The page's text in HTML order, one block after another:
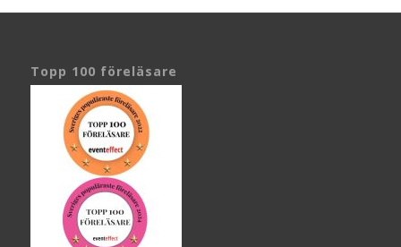
Topp 100 föreläsare